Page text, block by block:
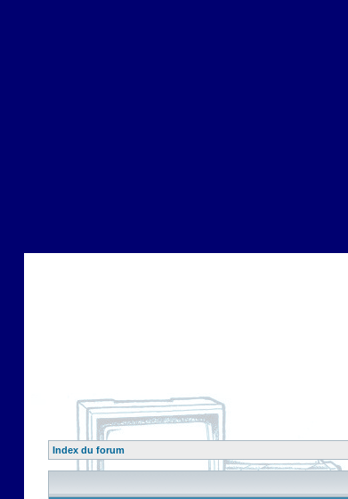
Index du forum